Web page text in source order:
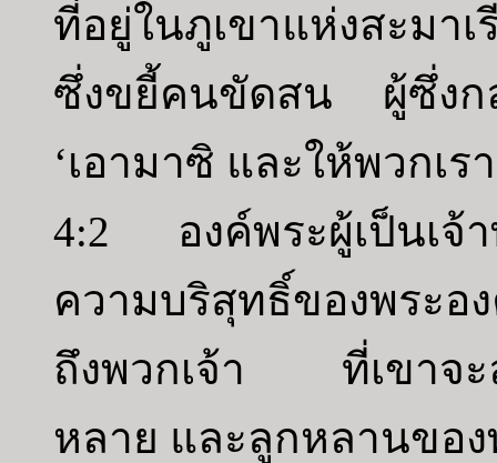
ที่อยู่ในภูเขาแห่งสะมา
ซึ่งขยี้คนขัดสน ผู้ซึ่งก
‘เอามาซิ และให้พวกเร
4:2 องค์พระผู้เป็นเจ้า
ความบริสุทธิ์ของพระ
ถึงพวกเจ้า ที่เขาจะล
หลาย และลูกหลานของ